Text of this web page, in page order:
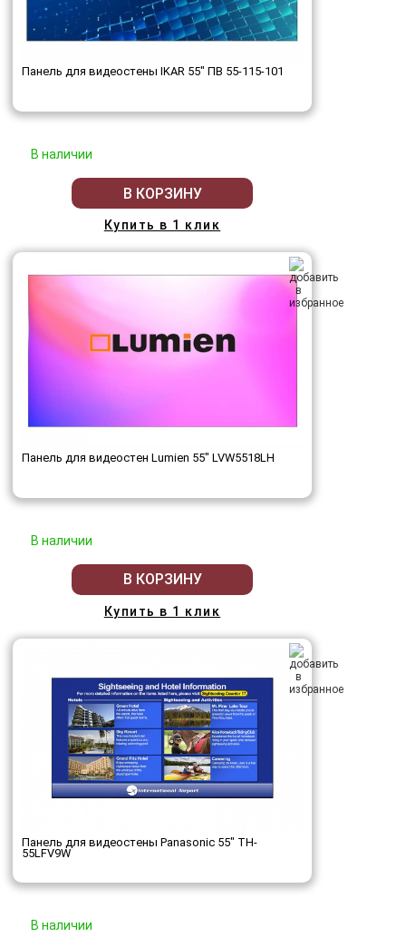
Панель для видеостены IKAR 55" ПВ 55-115-101
В наличии
В КОРЗИНУ
Купить в 1 клик
Панель для видеостен Lumien 55" LVW5518LH
В наличии
В КОРЗИНУ
Купить в 1 клик
Панель для видеостены Panasonic 55" TH-
55LFV9W
В наличии